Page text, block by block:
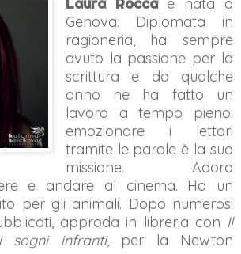
Genova. Diplomata in
ragioneria, ha sempre
avuto la passione per la
scrittura e da qualche
anno ne ha fatto un
lavoro a tempo pieno:
emozionare i lettori
tramite le parole è la sua
missione. Adora
e andare al cinema. Ha un
per gli animali. Dopo numerosi
approda in libreria con Il
sogni infranti, per la Newton